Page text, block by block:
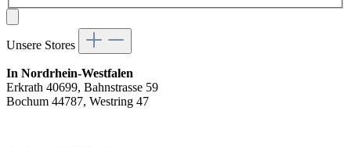
Unsere Stores
In Nordrhein-Westfalen
Erkrath 40699, Bahnstrasse 59
Bochum 44787, Westring 47